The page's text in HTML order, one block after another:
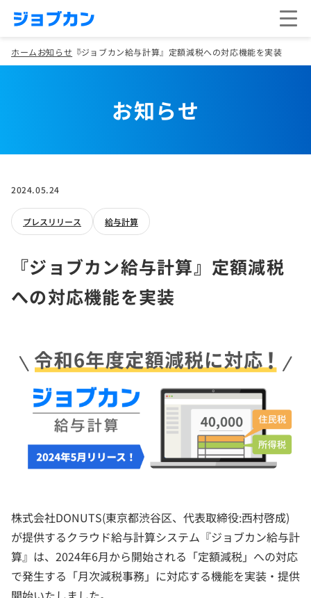
ホームお知らせ 『ジョブカン給与計算』定額減税への対応機能を実装
お知らせ
2024.05.24
プレスリリース 給与計算
『ジョブカン給与計算』定額減税
への対応機能を実装
株式会社DONUTS(東京都渋谷区、代表取締役:西村啓成)
が提供するクラウド給与計算システム『ジョブカン給与計
算』は、2024年6月から開始される「定額減税」への対応
で発生する「月次減税事務」に対応する機能を実装・提供